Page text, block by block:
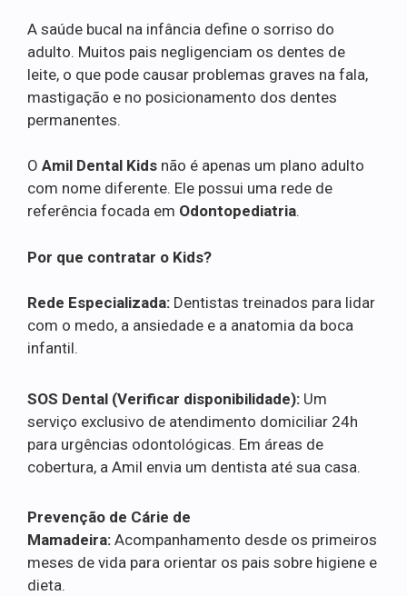
A saúde bucal na infância define o sorriso do
adulto. Muitos pais negligenciam os dentes de
leite, o que pode causar problemas graves na fala,
mastigação e no posicionamento dos dentes
permanentes.
O Amil Dental Kids não é apenas um plano adulto
com nome diferente. Ele possui uma rede de
referência focada em Odontopediatria.
Por que contratar o Kids?
Rede Especializada: Dentistas treinados para lidar
com o medo, a ansiedade e a anatomia da boca
infantil.
SOS Dental (Verificar disponibilidade): Um
serviço exclusivo de atendimento domiciliar 24h
para urgências odontológicas. Em áreas de
cobertura, a Amil envia um dentista até sua casa.
Prevenção de Cárie de
Mamadeira: Acompanhamento desde os primeiros
meses de vida para orientar os pais sobre higiene e
dieta.